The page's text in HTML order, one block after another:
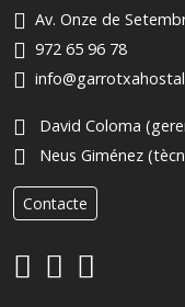
Av. Onze de
972 65 96 78
David Coloma
Neus Giménez
Contacte